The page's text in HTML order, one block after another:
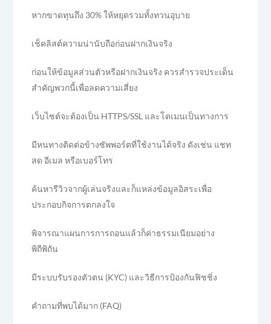
หากขาดทุนถึง 30% ให้หยุดรวมทั้งทวนอุบาย
เช็คลิสต์ความน่านับถือก่อนฝากเงินจริง
ก่อนให้ข้อมูลส่วนตัวหรือฝากเงินจริง ควรสำรวจประเด็น
สำคัญพวกนี้เพื่อลดความเสี่ยง
เว็บไซต์จะต้องเป็น HTTPS/SSL และโดเมนเป็นทางการ
มีหนทางติดต่อข้างซัพพอร์ตที่ใช้งานได้จริง ดังเช่น แชท
สด อีเมล หรือเบอร์โทร
ค้นหารีวิวจากผู้เล่นจริงและก็แหล่งข้อมูลอิสระเพื่อ
ประกอบกิจการตกลงใจ
พิจารณาแผนการการถอนแล้วก็ค่าธรรมเนียมอย่าง
พิถีพิถัน
มีระบบรับรองตัวตน (KYC) และวิธีการป้องกันฟิชชิ่ง
คำถามที่พบได้มาก (FAQ)